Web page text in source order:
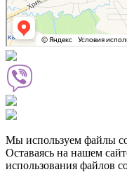
Мы используем файлы
Оставаясь на нашем
использования файлов